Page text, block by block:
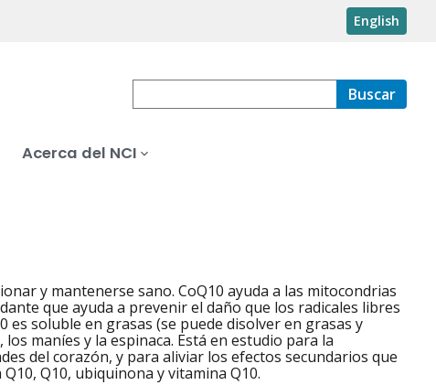
English
Buscar
Acerca del NCI
y mantenerse sano. CoQ10 ayuda a las mitocondrias
que ayuda a prevenir el daño que los radicales libres
es soluble en grasas (se puede disolver en grasas y
maníes y la espinaca. Está en estudio para la
del corazón, y para aliviar los efectos secundarios que
Q10, ubiquinona y vitamina Q10.